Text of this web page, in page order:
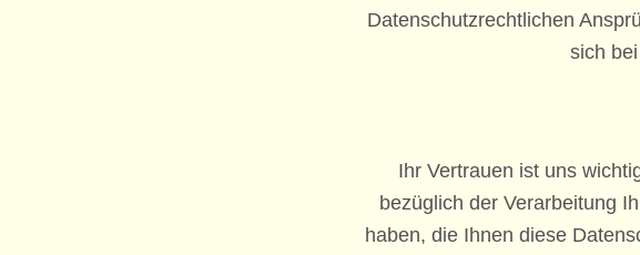
Datenschutzrechtlichen
sich
Ihr Vertrauen ist uns
bezüglich der Verarbeitung
haben, die Ihnen diese